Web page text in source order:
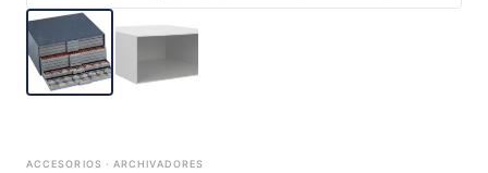
ACCESORIOS · ARCHIVADORES